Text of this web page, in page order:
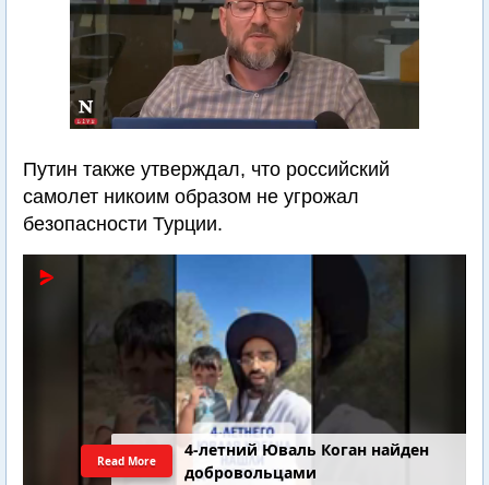
Путин также утверждал, что российский
самолет никоим образом не угрожал
безопасности Турции.
4-летний Юваль Коган найден
добровольцами
Read More